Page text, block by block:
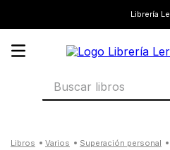
Librería
Buscar libros
varios superación personal